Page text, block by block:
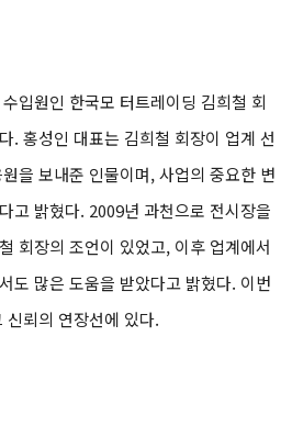
입원인 한국모 터트레이딩 김희철 회
. 홍성인 대표는 김희철 회장이 업계 선
을 보내준 인물이며, 사업의 중요한 변
고 밝혔다. 2009년 과천으로 전시장을
회장의 조언이 있었고, 이후 업계에서
도 많은 도움을 받았다고 밝혔다. 이번
신뢰의 연장선에 있다.